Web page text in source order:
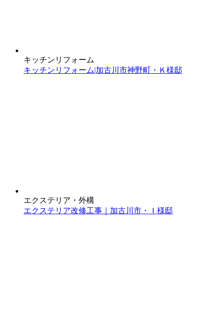
キッチンリフォーム
キッチンリフォーム|加古川市神野町・Ｋ様邸
エクステリア・外構
エクステリア改修工事｜加古川市・Ｉ様邸